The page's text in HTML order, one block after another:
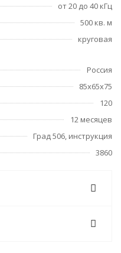
от 20 до 40 кГц
500 кв. м
круговая
Россия
85х65х75
120
12 месяцев
Град 506, инструкция
3860